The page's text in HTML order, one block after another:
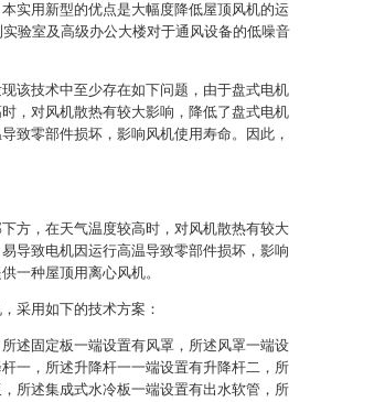
实用新型的优点是大幅度降低屋顶风机的运
验室及高级办公大楼对于通风设备的低噪音
该技术中至少存在如下问题，由于盘式电机
，对风机散热有较大影响，降低了盘式电机
致零部件损坏，影响风机使用寿命。因此，
方，在天气温度较高时，对风机散热有较大
导致电机因运行高温导致零部件损坏，影响
一种屋顶用离心风机。
采用如下的技术方案：
述固定板一端设置有风罩，所述风罩一端设
一，所述升降杆一一端设置有升降杆二，所
所述集成式水冷板一端设置有出水软管，所